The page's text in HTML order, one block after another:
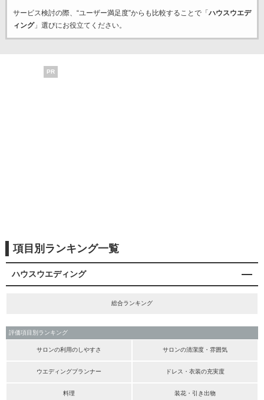
サービス検討の際、“ユーザー満足度”からも比較することで「 ハウスウエデ
ィング」選びにお役立てください。
PR
項目別ランキング一覧
ハウスウエディング
総合ランキング
評価項目別ランキング
サロンの利用のしやすさ サロンの清潔度・雰囲気
ウエディングプランナー ドレス・衣装の充実度
料理 装花・引き出物